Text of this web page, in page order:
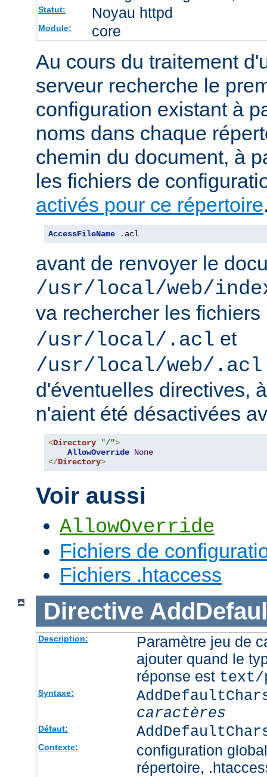
Statut: Noyau httpd
Module: core
Au cours du traitement
serveur recherche le
configuration existant à
noms dans chaque
chemin du document, à
les fichiers de
activés pour ce répertoire
AccessFileName . acl
avant de renvoyer le
/usr/local/web/
va rechercher les fichiers
/usr/local/.acl et
/usr/local/web/.acl
d'éventuelles directives,
n'aient été désactivées
<Directory "/">
AllowOverride None
</Directory>
Voir aussi
AllowOverride
Fichiers de
Fichiers .htaccess
Directive
Description:
Paramètre jeu de
ajouter quand le
réponse est text/
Syntaxe:
caractères
Défaut:
Contexte:
configuration
répertoire,